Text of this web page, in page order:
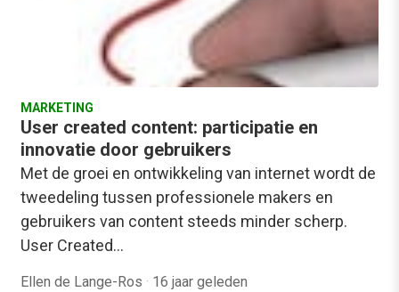
MARKETING
User created content: participatie en
innovatie door gebruikers
Met de groei en ontwikkeling van internet wordt de
tweedeling tussen professionele makers en
gebruikers van content steeds minder scherp.
User Created…
Ellen de Lange-Ros · 16 jaar geleden